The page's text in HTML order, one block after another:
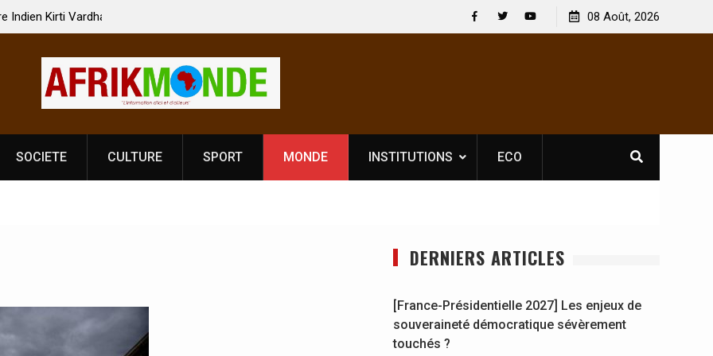
Singh à
de
Côte d’Ivoire, l’opérateur culturel Soldat Jahboy se
prononce
[France-Présidentielle 2027] Les enjeux de
souveraineté démocratique sévèrement touchés ?
08 Août, 2026
SOCIETE CULTURE SPORT MONDE INSTITUTIONS ECO
DERNIERS ARTICLES
[France-Présidentielle 2027] Les enjeux de
souveraineté démocratique sévèrement
touchés ?